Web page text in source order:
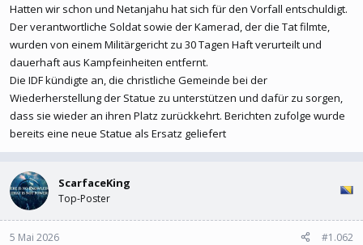
Man schaue sich die antisemitischen Kommentare/Posts an. Jeder
weiß, die IDF darf das machen.
Hatten wir schon und Netanjahu hat sich für den Vorfall entschuldigt.
Der verantwortliche Soldat sowie der Kamerad, der die Tat filmte,
wurden von einem Militärgericht zu 30 Tagen Haft verurteilt und
dauerhaft aus Kampfeinheiten entfernt.
Die IDF kündigte an, die christliche Gemeinde bei der
Wiederherstellung der Statue zu unterstützen und dafür zu sorgen,
dass sie wieder an ihren Platz zurückkehrt. Berichten zufolge wurde
bereits eine neue Statue als Ersatz geliefert
ScarfaceKing
Top-Poster
5 Mai 2026 #1.062